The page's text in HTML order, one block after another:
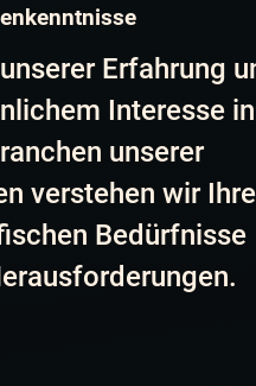
Erfahrung
Interesse in
unserer
verstehen wir Ihre
Bedürfnisse